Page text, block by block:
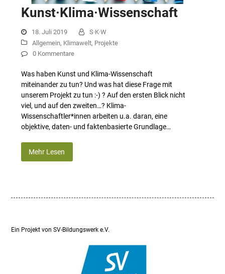
Kunst·Klima·Wissenschaft
18. Juli 2019
S·K·W
Allgemein, Klimawelt, Projekte
0 Kommentare
Was haben Kunst und Klima-Wissenschaft
miteinander zu tun? Und was hat diese Frage mit
unserem Projekt zu tun :-) ? Auf den ersten Blick nicht
viel, und auf den zweiten…? Klima-
Wissenschaftler*innen arbeiten u.a. daran, eine
objektive, daten- und faktenbasierte Grundlage…
Mehr Lesen
Ein Projekt von SV-Bildungswerk e.V.